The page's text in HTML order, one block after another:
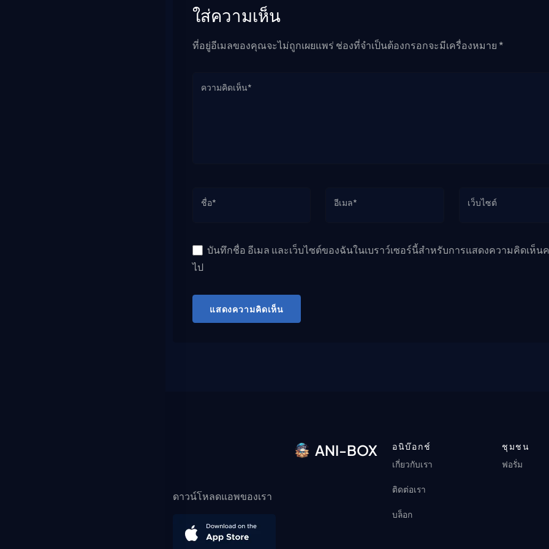
ใส่ความเห็น
ที่อยู่อีเมลของคุณจะไม่ถูกเผยแพร่ ช่องที่จำเป็นต้องกรอกจะมีเครื่องหมาย *
ความคิดเห็น*
ชื่อ* อีเมล* เว็บไซต์
บันทึกชื่อ อีเมล และเว็บไซต์ของฉันในเบราว์เซอร์นี้สำหรับการแสดงความคิดเห็น
ไป
แสดงความคิดเห็น
ANI-BOX
ดาวน์โหลดแอพของเรา
อนิบ๊อกช์
เกี่ยวกับเรา
ติดต่อเรา
บล็อก
ชุมชน
ฟอรั่ม